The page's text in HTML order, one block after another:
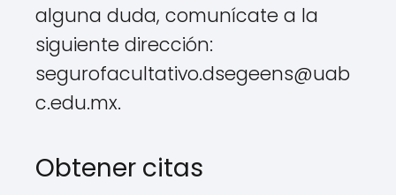
alguna duda, comunícate a la
siguiente dirección:
segurofacultativo.dsegeens@uab
c.edu.mx.
Obtener citas